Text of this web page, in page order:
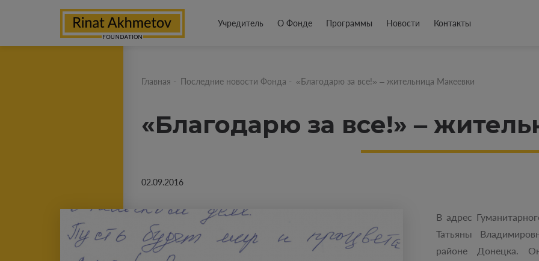
Учредитель О Фонде Программы Новости Контакты
Главная - Последние новости Фонда - «Благодарю за все!» ‒ жительница Макеевки
«Благодарю за все!» ‒
02.09.2016
В адрес
Татьяны
районе Донецка.